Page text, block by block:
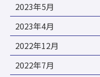
2023年5月
2023年4月
2022年12月
2022年7月